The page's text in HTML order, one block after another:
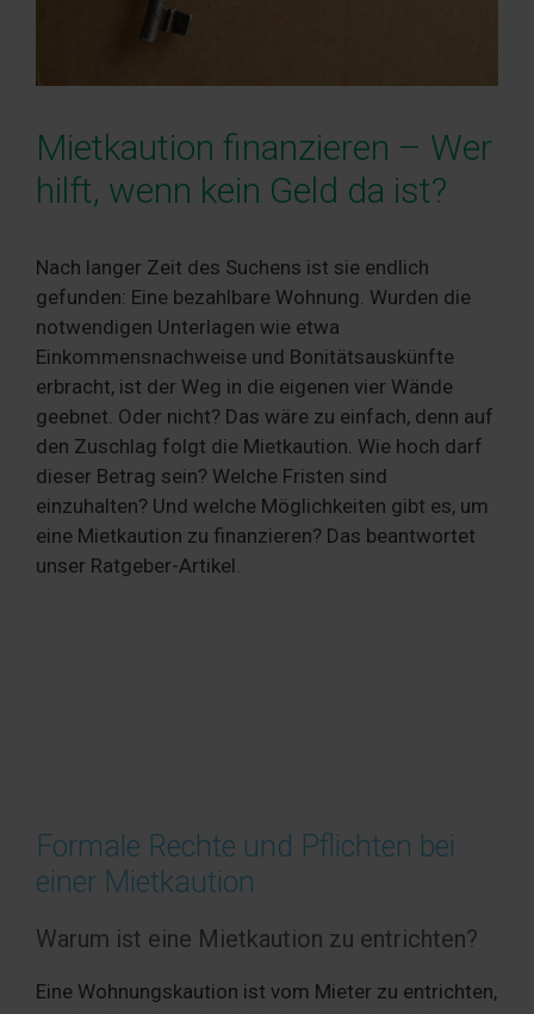
Mietkaution finanzieren – Wer
hilft, wenn kein Geld da ist?
Nach langer Zeit des Suchens ist sie endlich
gefunden: Eine bezahlbare Wohnung. Wurden die
notwendigen Unterlagen wie etwa
Einkommensnachweise und Bonitätsauskünfte
erbracht, ist der Weg in die eigenen vier Wände
geebnet. Oder nicht? Das wäre zu einfach, denn auf
den Zuschlag folgt die Mietkaution. Wie hoch darf
dieser Betrag sein? Welche Fristen sind
einzuhalten? Und welche Möglichkeiten gibt es, um
eine Mietkaution zu finanzieren? Das beantwortet
unser Ratgeber-Artikel.
Formale Rechte und Pflichten bei
einer Mietkaution
Warum ist eine Mietkaution zu entrichten?
Eine Wohnungskaution ist vom Mieter zu entrichten,